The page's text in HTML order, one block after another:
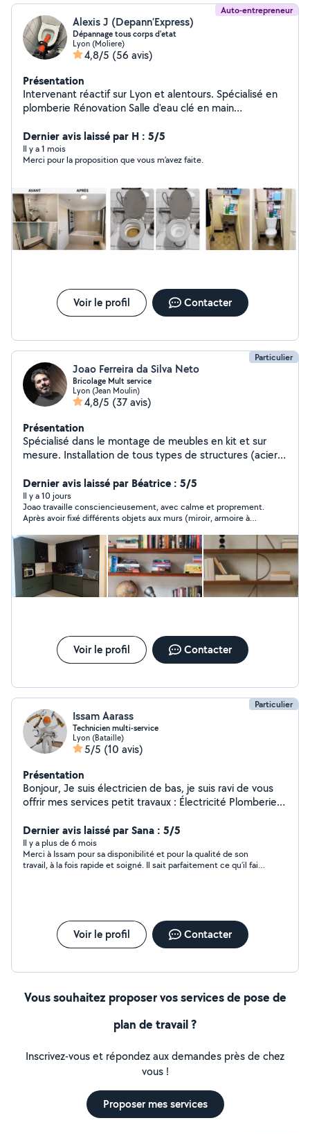
Auto-entrepreneur
Alexis J (Depann’Express)
Dépannage tous corps d'etat
Lyon (Moliere)
4,8/5 (56 avis)
Présentation
Intervenant réactif sur Lyon et alentours. Spécialisé en
plomberie Rénovation Salle d'eau clé en main
canalisation, chauffe-eau Devis + déplacement gratuits
Dernier avis laissé par H : 5/5
Il y a 1 mois
Merci pour la proposition que vous m’avez faite.
Voir le profil Contacter
Particulier
Joao Ferreira da Silva Neto
Bricolage Mult service
Lyon (Jean Moulin)
4,8/5 (37 avis)
Présentation
Spécialisé dans le montage de meubles en kit et sur
mesure. Installation de tous types de structures (acier,
escaliers, mezzanines et fenêtres. Peinture et
rénovation intérieure, pose de revêtements de sol et
de carrelage.Toiture, couvertures, gouttières et solins,
réparation de fuites et d'infiltrations, petits travaux
d'électricité et de plomberie. Prix compétitifs et service
de qualité.Nous effectuons également des
déménagements et proposons une assistance pour les
déménagements.
Dernier avis laissé par Béatrice : 5/5
Il y a 10 jours
Joao travaille consciencieusement, avec calme et proprement.
Après avoir fixé différents objets aux murs (miroir, armoire à
escamotable qui était en kit, un travail complexe nécessitant
une journée de travail avec un résultat nickel. Merci Joao. Je le
recommande vivement
Voir le profil Contacter
Particulier
Issam Aarass
Technicien multi-service
Lyon (Bataille)
5/5 (10 avis)
Présentation
Bonjour, Je suis électricien de bas, je suis ravi de vous
offrir mes services petit travaux : Électricité Plomberie
Dernier avis laissé par Sana : 5/5
Il y a plus de 6 mois
Merci à Issam pour sa disponibilité et pour la qualité de son
travail, à la fois rapide et soigné. Il sait parfaitement ce qu’il fait
Voir le profil Contacter
Vous souhaitez proposer vos services de pose de
plan de travail ?
Inscrivez-vous et répondez aux demandes près de chez
vous !
Proposer mes services